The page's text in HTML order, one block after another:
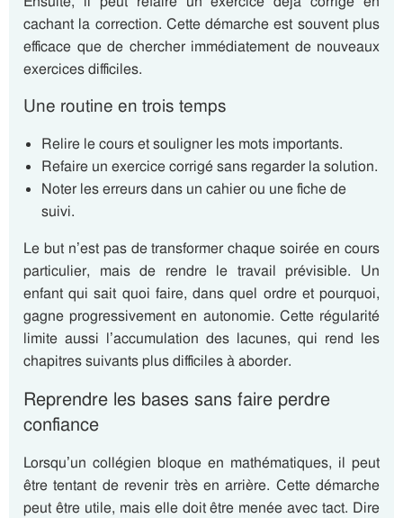
cachant la correction. Cette démarche est souvent plus
efficace que de chercher immédiatement de nouveaux
exercices difficiles.
Une routine en trois temps
Relire le cours et souligner les mots importants.
Refaire un exercice corrigé sans regarder la solution.
Noter les erreurs dans un cahier ou une fiche de
suivi.
Le but n’est pas de transformer chaque soirée en cours
particulier, mais de rendre le travail prévisible. Un
enfant qui sait quoi faire, dans quel ordre et pourquoi,
gagne progressivement en autonomie. Cette régularité
limite aussi l’accumulation des lacunes, qui rend les
chapitres suivants plus difficiles à aborder.
Reprendre les bases sans faire perdre
confiance
Lorsqu’un collégien bloque en mathématiques, il peut
être tentant de revenir très en arrière. Cette démarche
peut être utile, mais elle doit être menée avec tact. Dire